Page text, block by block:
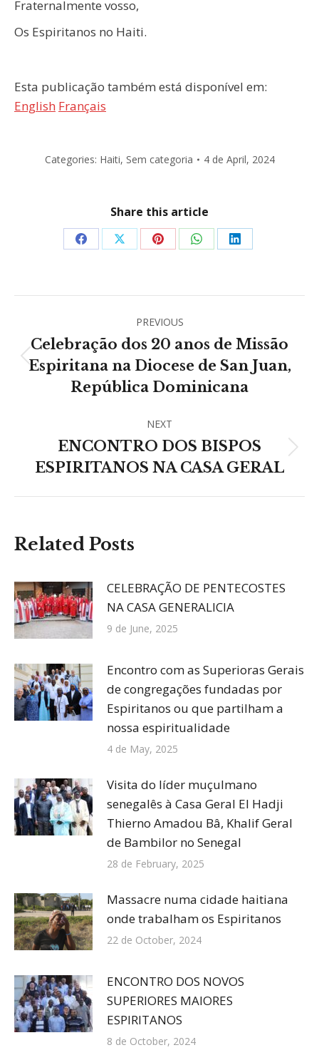
Fraternalmente vosso,
Os Espiritanos no Haiti.
Esta publicação também está disponível em:
English Français
Categories: Haiti, Sem categoria 4 de April, 2024
Share this article
Share
Facebook
Share
X
Share
Pinterest
Share
WhatsApp
Share
LinkedIn
navigation
PREVIOUS
Previous
post:
Celebração dos 20 anos de Missão
Espiritana na Diocese de San Juan,
República Dominicana
NEXT
Next
post:
ENCONTRO DOS BISPOS
ESPIRITANOS NA CASA GERAL
Related Posts
CELEBRAÇÃO DE PENTECOSTES
NA CASA GENERALICIA
9 de June, 2025
Encontro com as Superioras Gerais
de congregações fundadas por
Espiritanos ou que partilham a
nossa espiritualidade
4 de May, 2025
Visita do líder muçulmano
senegalês à Casa Geral El Hadji
Thierno Amadou Bâ, Khalif Geral
de Bambilor no Senegal
28 de February, 2025
Massacre numa cidade haitiana
onde trabalham os Espiritanos
22 de October, 2024
ENCONTRO DOS NOVOS
SUPERIORES MAIORES
ESPIRITANOS
8 de October, 2024